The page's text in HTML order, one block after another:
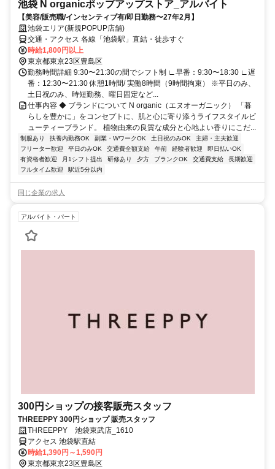
池袋 N organicポップアップストア_アルバイト
【美容/販売職/インセンティブ有/即日勤務〜27年2月】
池袋エリア(新規POPUP店舗)
交通・アクセス 各線「池袋駅」直結・徒歩すぐ
時給1,800円以上
東京都東京23区豊島区
勤務時間詳細 9:30〜21:30の間でシフト制 ∟早番：9:30〜18:30 ∟遅
番：12:30〜21:30 休憩1時間/ 実働8時間（9時間拘束） ※平日のみ、
土日祝のみ、時短勤務、曜日固定など...
仕事内容 ◆ ブランドについて N organic（エヌオーガニック） 「暮
らしを豊かに」をコンセプトに、肌と⼼に寄り添うライフスタイルビ
ューティーブランド。 植物由来の良質な成分と⼼地よい⾹りにこだ...
制服あり 扶養内勤務OK 副業・WワークOK 土日祝のみOK
主婦・主夫歓迎
フリーター歓迎
平日のみOK 交通費全額支給 午前 経験者歓迎
即日払いOK
有資格者歓迎
月1シフト提出 研修あり 夕方 ブランクOK 交通費支給
長期歓迎
フルタイム歓迎
駅近5分以内
同じ企業の求人
アルバイト・パート
300円ショップの接客販売スタッフ
THREEPPY 300円ショップ 販売スタッフ
THREEPPY 池袋東武店_1610
アクセス 池袋駅直結
時給1,390円～1,590円
東京都東京23区豊島区